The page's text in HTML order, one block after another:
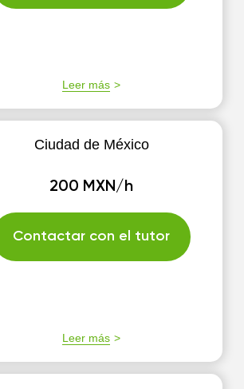
Leer más
Ciudad de México
200 MXN/h
Contactar con el tutor
Leer más